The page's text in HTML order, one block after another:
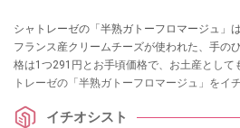
シャトレーゼの「半熟ガトーフロマージュ」
フランス産クリームチーズが使われた、手の
格は1つ291円とお手頃価格で、お土産として
トレーゼの「半熟ガトーフロマージュ」をイ
方、まだ食べてない方はぜひとも体験してみ
イチオシスト